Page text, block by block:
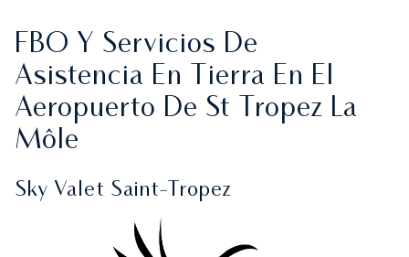
FBO Y Servicios De
Asistencia En Tierra En El
Aeropuerto De St Tropez La
Môle
Sky Valet Saint-Tropez